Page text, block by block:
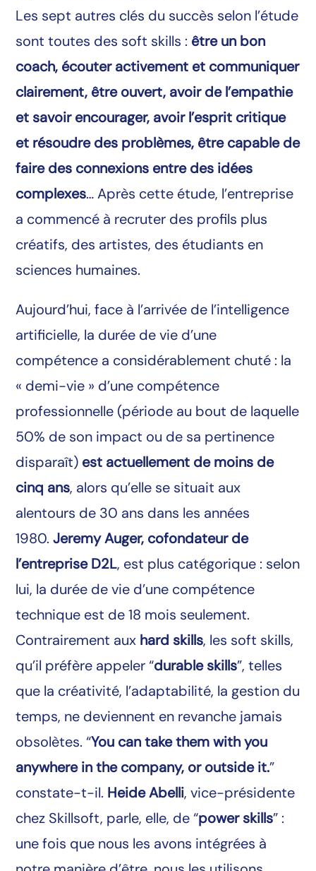
Les sept autres clés du succès selon l’étude
sont toutes des soft skills : être un bon
coach, écouter activement et communiquer
clairement, être ouvert, avoir de l’empathie
et savoir encourager, avoir l’esprit critique
et résoudre des problèmes, être capable de
faire des connexions entre des idées
complexes… Après cette étude, l’entreprise
a commencé à recruter des profils plus
créatifs, des artistes, des étudiants en
sciences humaines.
Aujourd’hui, face à l’arrivée de l’intelligence
artificielle, la durée de vie d’une
compétence a considérablement chuté : la
« demi-vie » d’une compétence
professionnelle (période au bout de laquelle
50% de son impact ou de sa pertinence
disparaît) est actuellement de moins de
cinq ans, alors qu’elle se situait aux
alentours de 30 ans dans les années
1980. Jeremy Auger, cofondateur de
l’entreprise D2L, est plus catégorique : selon
lui, la durée de vie d’une compétence
technique est de 18 mois seulement.
Contrairement aux hard skills, les soft skills,
qu’il préfère appeler “durable skills”, telles
que la créativité, l’adaptabilité, la gestion du
temps, ne deviennent en revanche jamais
obsolètes. “You can take them with you
anywhere in the company, or outside it.”
constate-t-il. Heide Abelli, vice-présidente
chez Skillsoft, parle, elle, de “power skills” :
une fois que nous les avons intégrées à